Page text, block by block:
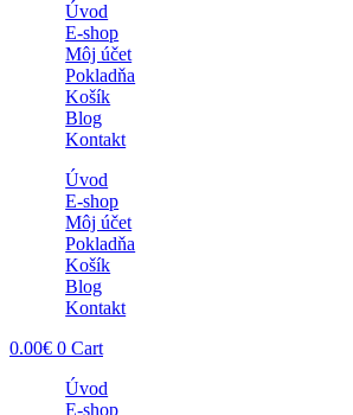
Úvod
E-shop
Môj účet
Pokladňa
Košík
Blog
Kontakt
Úvod
E-shop
Môj účet
Pokladňa
Košík
Blog
Kontakt
0.00€ 0 Cart
Úvod
E-shop